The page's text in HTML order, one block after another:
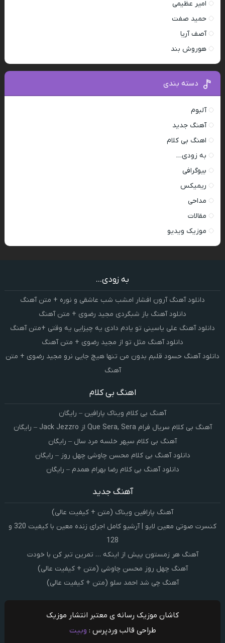
امیر عظیمی
حمید صفت
آصف آریا
هوروش بند
دسته بندی
آلبوم
آهنگ جدید
اهنگ بی کلام
به زودی…
بیوگرافی
ریمیکس
مداحی
مقالات
موزیک ویدیو
به زودی...
دانلود آهنگ آرون افشار امشب شب عاشقی و نوره + متن آهنگ
دانلود آهنگ باز شبگردی مجید رضوی + متن آهنگ
دانلود آهنگ علی یاسینی تو یادم دادی یه چیزایی یه وقتی +متن آهنگ
دانلود آهنگ مثل تو از مجید رضوی + متن آهنگ
دانلود آهنگ حسود قلبم بدون من تنها هیچ جایی نرو مجید رضوی + متن
آهنگ
اهنگ بی کلام
آهنگ بی کلام ویناک پارافین – رایگان
آهنگ بی کلام سریال فرام Que Sera, Sera از Jack Jezzro – رایگان
آهنگ بی کلام سپهر خلسه مرد سال – رایگان
دانلود آهنگ بی کلام محسن چاوشی چهل روز – رایگان
دانلود آهنگ بی کلام رضا بهرام همدم – رایگان
آهنگ جدید
آهنگ پارافین ویناک (متن + کیفیت عالی)
کنسرت صوتی معین لایو | آرشیو کامل اجرای زنده معین با کیفیت 320 و
128
آهنگ هر زمستون پیش از اینکه … تمرین تبر کن با خودت
آهنگ چهل روز محسن چاوشی (متن + کیفیت عالی)
آهنگ چی شد احمد سلو (متن + کیفیت عالی)
کاشان موزیک رسانه ی معتبر انتشار موزیک
طراحی قالب وردپرس : وبیت